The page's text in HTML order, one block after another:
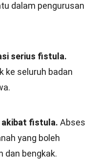
dalam pengurusan
serius fistula.
ke seluruh badan
akibat fistula. Abses
yang boleh
dan bengkak.